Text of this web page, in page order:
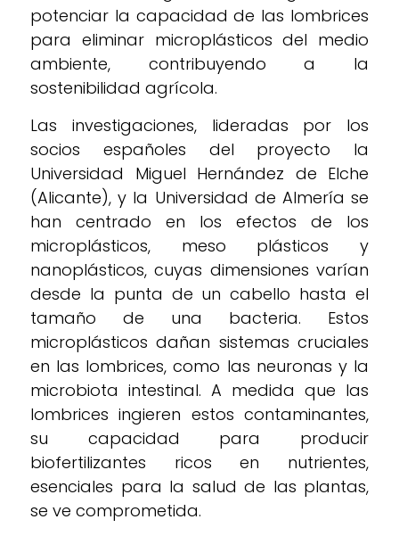
potenciar la capacidad de las lombrices
para eliminar microplásticos del medio
ambiente, contribuyendo a la
sostenibilidad agrícola.
Las investigaciones, lideradas por los
socios españoles del proyecto la
Universidad Miguel Hernández de Elche
(Alicante), y la Universidad de Almería se
han centrado en los efectos de los
microplásticos, meso plásticos y
nanoplásticos, cuyas dimensiones varían
desde la punta de un cabello hasta el
tamaño de una bacteria. Estos
microplásticos dañan sistemas cruciales
en las lombrices, como las neuronas y la
microbiota intestinal. A medida que las
lombrices ingieren estos contaminantes,
su capacidad para producir
biofertilizantes ricos en nutrientes,
esenciales para la salud de las plantas,
se ve comprometida.